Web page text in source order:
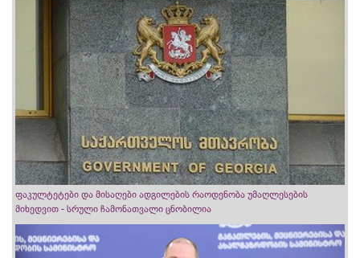
ფაკულტეტები და მისაღები ადგილების რაოდენობა უმაღლესების
მიხედვით - სრული ჩამონათვალი ცნობილია